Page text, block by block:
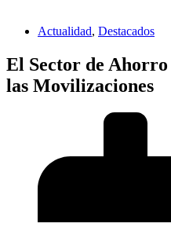
Actualidad, Destacados
El Sector de Ahorro
las Movilizaciones